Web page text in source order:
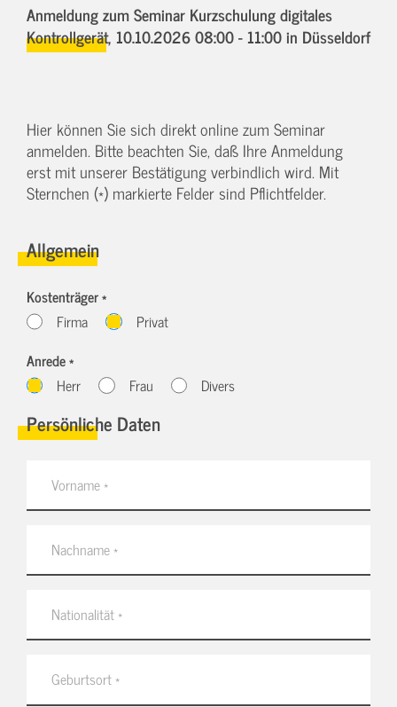
Anmeldung zum Seminar Kurzschulung digitales
Kontrollgerät, 10.10.2026 08:00 - 11:00in Düsseldorf
Hier können Sie sich direkt online zum Seminar
anmelden. Bitte beachten Sie, daß Ihre Anmeldung
erst mit unserer Bestätigung verbindlich wird. Mit
Sternchen (*) markierte Felder sind Pflichtfelder.
Allgemein
Kostenträger *
Firma
Privat
Anrede *
Herr
Frau Divers
Persönliche Daten